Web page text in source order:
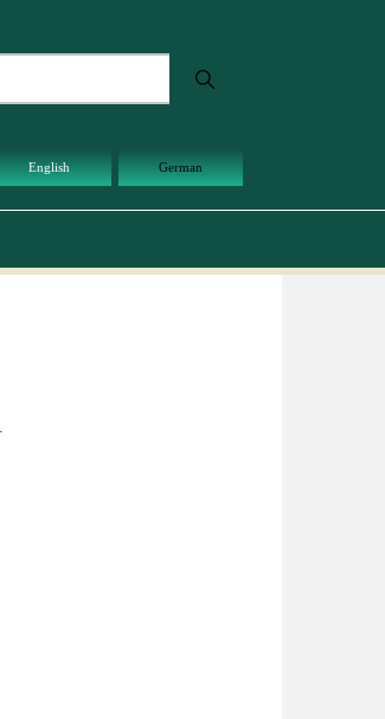
English German